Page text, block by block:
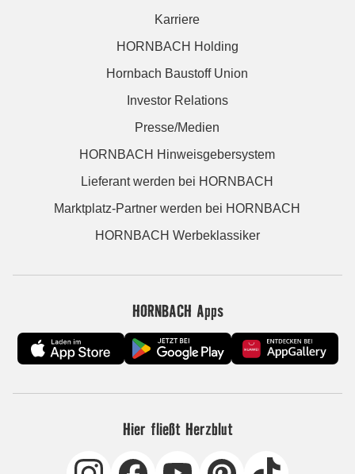
Karriere
HORNBACH Holding
Hornbach Baustoff Union
Investor Relations
Presse/Medien
HORNBACH Hinweisgebersystem
Lieferant werden bei HORNBACH
Marktplatz-Partner werden bei HORNBACH
HORNBACH Werbeklassiker
HORNBACH Apps
Hier fließt Herzblut